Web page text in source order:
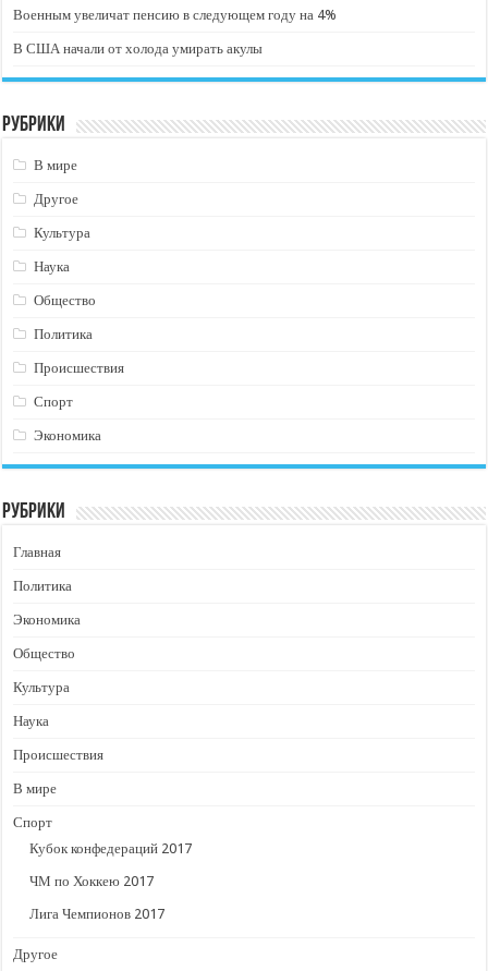
Военным увеличат пенсию в следующем году на 4%
В США начали от холода умирать акулы
Рубрики
В мире
Другое
Культура
Наука
Общество
Политика
Происшествия
Спорт
Экономика
Рубрики
Главная
Политика
Экономика
Общество
Культура
Наука
Происшествия
В мире
Спорт
Кубок конфедераций 2017
ЧМ по Хоккею 2017
Лига Чемпионов 2017
Другое